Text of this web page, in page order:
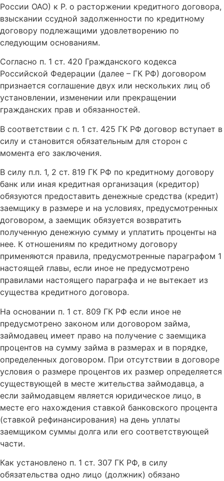
России ОАО) к Р. о расторжении кредитного договора,
взыскании ссудной задолженности по кредитному
договору подлежащими удовлетворению по
следующим основаниям.
Согласно п. 1 ст. 420 Гражданского кодекса
Российской Федерации (далее – ГК РФ) договором
признается соглашение двух или нескольких лиц об
установлении, изменении или прекращении
гражданских прав и обязанностей.
В соответствии с п. 1 ст. 425 ГК РФ договор вступает в
силу и становится обязательным для сторон с
момента его заключения.
В силу п.п. 1, 2 ст. 819 ГК РФ по кредитному договору
банк или иная кредитная организация (кредитор)
обязуются предоставить денежные средства (кредит)
заемщику в размере и на условиях, предусмотренных
договором, а заемщик обязуется возвратить
полученную денежную сумму и уплатить проценты на
нее. К отношениям по кредитному договору
применяются правила, предусмотренные параграфом 1
настоящей главы, если иное не предусмотрено
правилами настоящего параграфа и не вытекает из
существа кредитного договора.
На основании п. 1 ст. 809 ГК РФ если иное не
предусмотрено законом или договором займа,
займодавец имеет право на получение с заемщика
процентов на сумму займа в размерах и в порядке,
определенных договором. При отсутствии в договоре
условия о размере процентов их размер определяется
существующей в месте жительства займодавца, а
если займодавцем является юридическое лицо, в
месте его нахождения ставкой банковского процента
(ставкой рефинансирования) на день уплаты
заемщиком суммы долга или его соответствующей
части.
Как установлено п. 1 ст. 307 ГК РФ, в силу
обязательства одно лицо (должник) обязано